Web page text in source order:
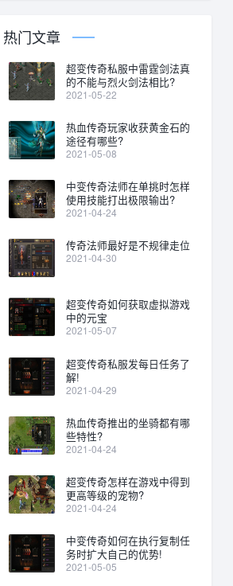
热门文章
超变传奇私服中雷霆剑法真
的不能与烈火剑法相比?
2021-05-22
热血传奇玩家收获黄金石的
途径有哪些?
2021-05-08
中变传奇法师在单挑时怎样
使用技能打出极限输出?
2021-04-24
传奇法师最好是不规律走位
2021-04-30
超变传奇如何获取虚拟游戏
中的元宝
2021-05-07
超变传奇私服发每日任务了
解!
2021-04-29
热血传奇推出的坐骑都有哪
些特性?
2021-04-24
超变传奇怎样在游戏中得到
更高等级的宠物?
2021-04-24
中变传奇如何在执行复制任
务时扩大自己的优势!
2021-05-05